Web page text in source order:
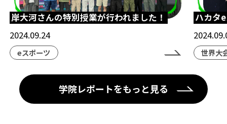
岸大河さんの特別授業が行われました！
2024.09.24
eスポーツ
ハカタ
世界大
学院レポートをもっと見る